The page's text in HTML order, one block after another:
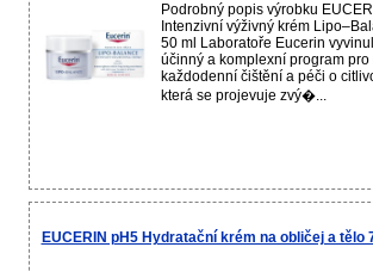
Podrobný popis výrobku
Intenzivní výživný krém
50 ml Laboratoře Eucerin
účinný a komplexní program pro
každodenní čištění a péči o
která se projevuje zvý�...
EUCERIN pH5 Hydratační krém na obličej a tělo